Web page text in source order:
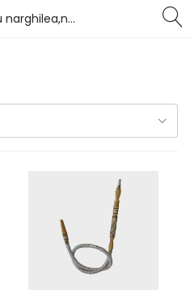
Furtun egiptean pentru narghilea,negru cu detalii aurii 2.20 m
Pierdut parola?